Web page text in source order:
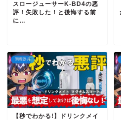
スロージューサーK-BD4の悪
評！失敗した！と後悔する前
に…
調理器具
【秒でわかる!】ドリンクメイ